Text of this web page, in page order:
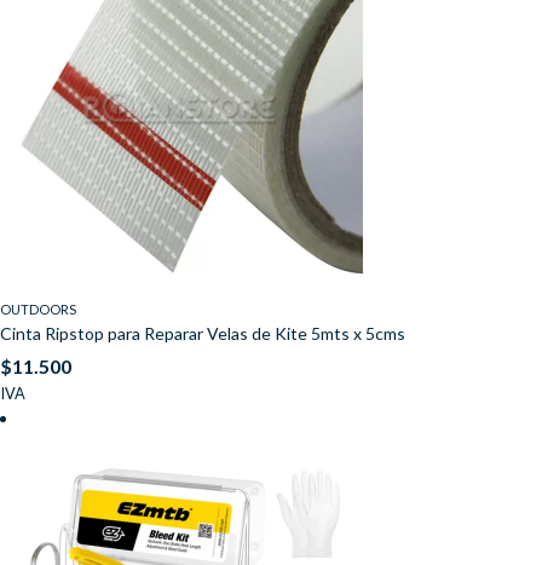
OUTDOORS
Cinta Ripstop para Reparar Velas de Kite 5mts x 5cms
$11.500
IVA